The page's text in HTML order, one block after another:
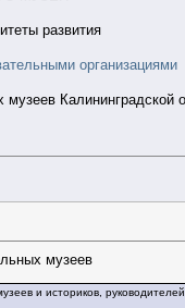
развития
организациями
музеев Калининградской
музеев
и историков,